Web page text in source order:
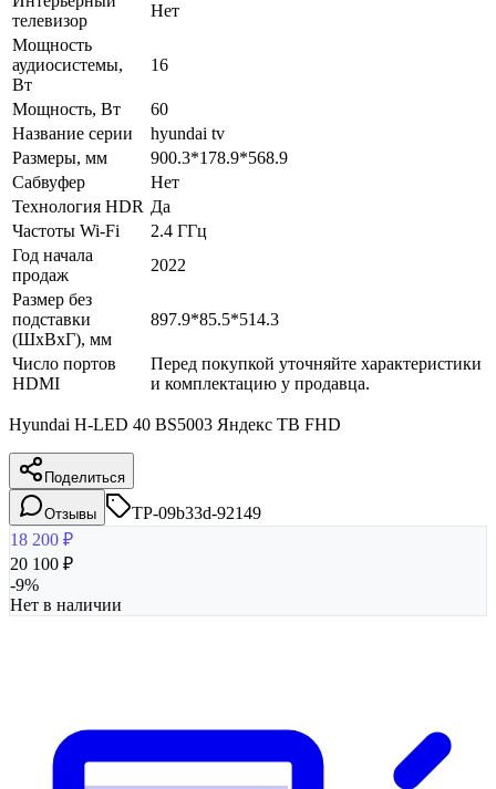
телевизор
Нет
Мощность
аудиосистемы,
Вт
16
Мощность, Вт
60
Название серии
hyundai tv
Размеры, мм
900.3*178.9*568.9
Сабвуфер
Нет
Технология HDR Да
Частоты Wi-Fi
2.4 ГГц
Год начала
продаж
2022
Размер без
подставки
(ШxВxГ), мм
897.9*85.5*514.3
Число портов
HDMI
Перед покупкой уточняйте характеристики
и комплектацию у продавца.
Hyundai H-LED 40 BS5003 Яндекс ТВ FHD
Поделиться
Отзывы
TP-09b33d-92149
18 200 ₽
20 100 ₽
-9%
Нет в наличии